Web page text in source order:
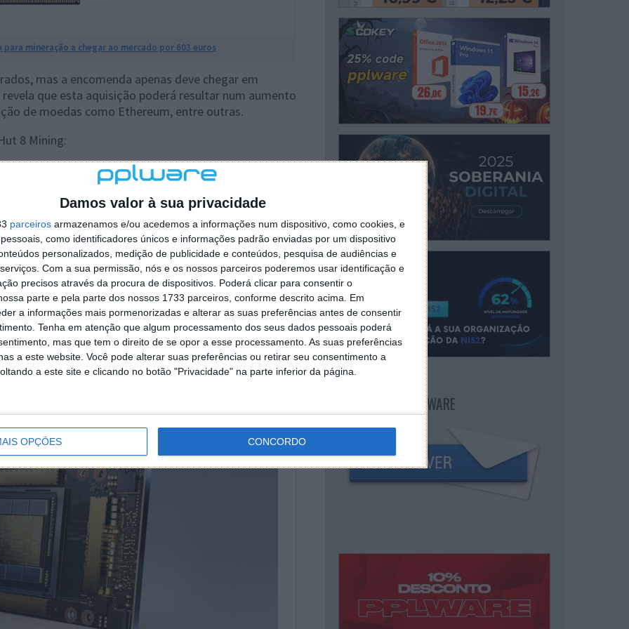
Damos valor à sua privacidade
parceiros armazenamos e/ou acedemos a informações num dispositivo, como cookies, e
como identificadores únicos e informações padrão enviadas por um dispositivo
personalizados, medição de publicidade e conteúdos, pesquisa de audiências e
Com a sua permissão, nós e os nossos parceiros poderemos usar identificação e
precisos através da procura de dispositivos. Poderá clicar para consentir o
parte e pela parte dos nossos 1733 parceiros, conforme descrito acima. Em
a informações mais pormenorizadas e alterar as suas preferências antes de consentir
Tenha em atenção que algum processamento dos seus dados pessoais poderá
mas que tem o direito de se opor a esse processamento. As suas preferências
a este website. Você pode alterar suas preferências ou retirar seu consentimento a
a este site e clicando no botão "Privacidade" na parte inferior da página.
OPÇÕES CONCORDO
mineração a chegar ao mercado por 603 euros
mas a encomenda apenas deve chegar em
que esta aquisição poderá resultar num aumento
de moedas como Ethereum, entre outras.
8 Mining:
que interagem com várias redes de
abrem muitas possibilidades numa ampla variedade
entusiasmados por ter estas Nvidia CMPs de alto
CMP abrirá novas oportunidades para a Hut 8 e vai
os nossos planos a longo e curto prazo para
de receita.
Nvidia CMP lhe tragam uma receita de
milhões de euros). O obejtivo é vender estes
E só com esta compra, a fabricante já
de lucro.
NEWSLETTER PPLWARE